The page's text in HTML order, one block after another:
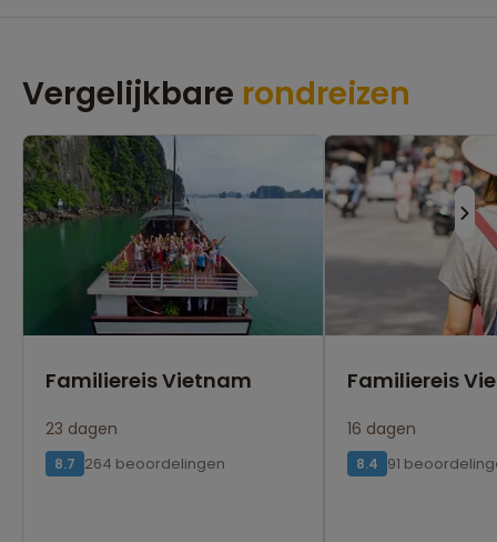
Vergelijkbare rondreizen
Familiereis Vietnam
23 dagen
8.7 264 beoordelingen
Familiereis
16 dagen
8.4 91